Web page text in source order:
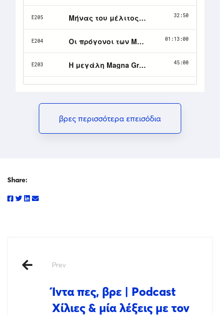
βρες περισσότερα επεισόδια
Share:
Prev
Ίντα πες, βρε | Podcast
Χίλιες & μία λέξεις με τον